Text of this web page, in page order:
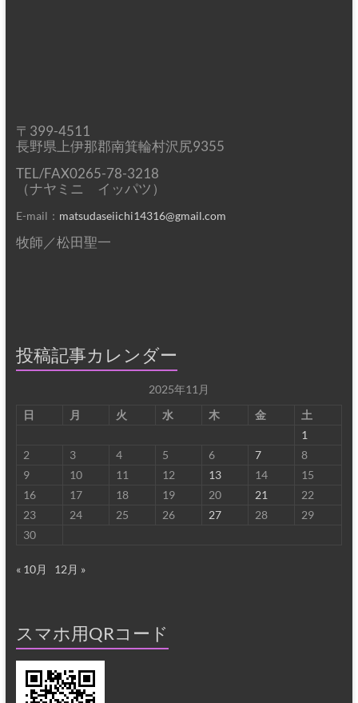
〒399-4511
長野県上伊那郡南箕輪村沢尻9355
TEL/FAX0265-78-3218
（ナヤミニ イッパツ）
E-mail： matsudaseiichi14316@gmail.com
牧師／松田聖一
投稿記事カレンダー
2025年11月
日
月 火 水 木 金
土
1
2
3 4 5 6 7
8
9
10 11 12 13 14
15
16
17 18 19 20 21
22
23
24 25 26 27 28
29
30
« 10月 12月 »
スマホ用QRコード